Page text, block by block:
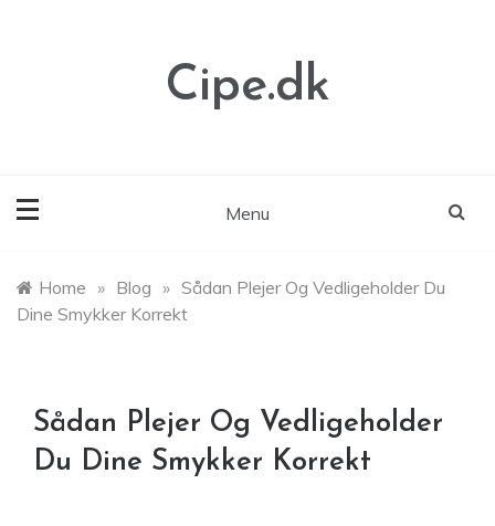
Cipe.dk
Menu
Home » Blog » Sådan Plejer Og Vedligeholder Du
Dine Smykker Korrekt
Sådan Plejer Og Vedligeholder
Du Dine Smykker Korrekt